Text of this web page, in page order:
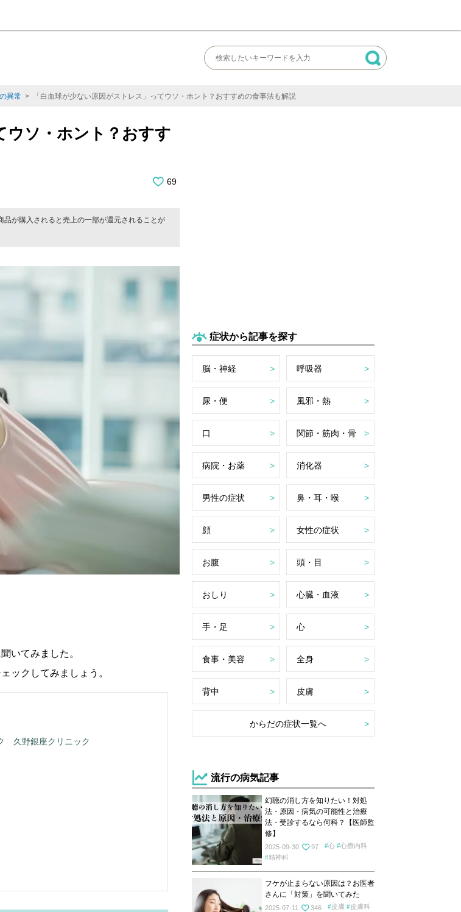
異常 > 「白血球が少ない原因がストレス」ってウソ・ホント？おすすめの食事法も解説
ウソ・ホント？おすす
69
が購入されると売上の一部が還元されることが
いてみました。
ックしてみましょう。
久野銀座クリニック
症状から記事を探す
脳・神経 呼吸器
尿・便 風邪・熱
口 関節・筋肉・骨
病院・お薬 消化器
男性の症状 鼻・耳・喉
顔 女性の症状
お腹 頭・目
おしり 心臓・血液
手・足 心
食事・美容 全身
背中 皮膚
からだの症状一覧へ
流行の病気記事
幻聴の消し方を知りたい！対処
法・原因・病気の可能性と治療
法・受診するなら何科？【医師監
修】
2025-09-30 97 心
心療内科
精神科
フケが止まらない原因は？お医者
さんに「対策」を聞いてみた
2025-07-11 346 皮膚 皮膚科